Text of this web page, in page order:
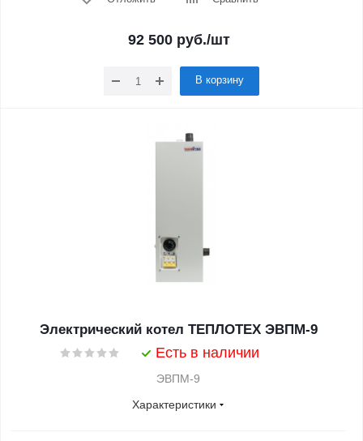
92 500руб./шт
В корзину
Электрический котел ТЕПЛОТЕХ ЭВПМ-9
Есть в наличии
ЭВПМ-9
Характеристики